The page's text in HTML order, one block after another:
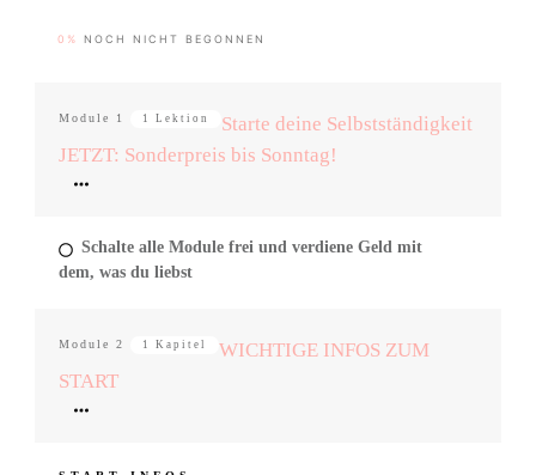
0% NOCH NICHT BEGONNEN
Module 1 1 Lektion
Starte deine Selbstständigkeit
JETZT: Sonderpreis bis Sonntag!
Schalte alle Module frei und verdiene Geld mit
dem, was du liebst
Module 2 1 Kapitel
WICHTIGE INFOS ZUM
START